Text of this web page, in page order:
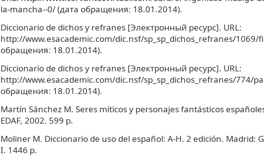
la-mancha--0/ (дата обращения: 18.01.2014).
Diccionario de dichos y refranes [Электронный ресурс]. URL:
http://www.esacademic.com/dic.nsf/sp_sp_dichos_refranes/1069/
обращения: 18.01.2014).
Diccionario de dichos y refranes [Электронный ресурс]. URL:
http://www.esacademic.com/dic.nsf/sp_sp_dichos_refranes/774/
обращения: 18.01.2014).
Martín Sánchez M. Seres míticos y personajes fantásticos
EDAF, 2002. 599 p.
Moliner M. Diccionario de uso del español: A-H. 2 edición. Madrid:
I. 1446 p.